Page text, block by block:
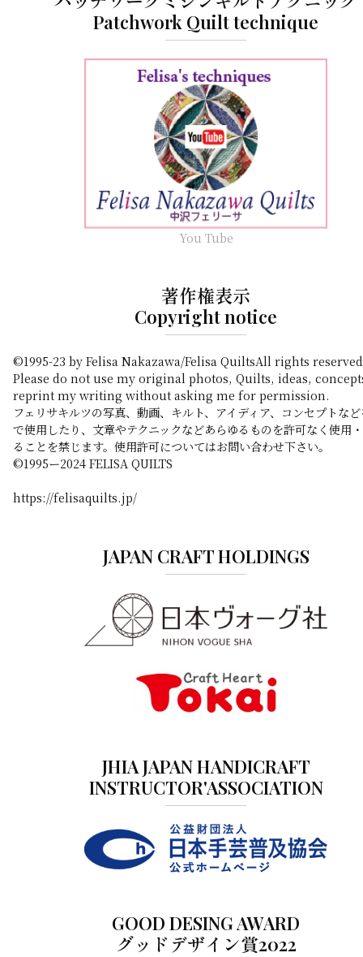
Patchwork Quilt technique
You Tube
著作権表示
Copyright notice
©1995-23 by Felisa Nakazawa/Felisa QuiltsAll rights
Please do not use my original photos, Quilts, ideas,
reprint my writing without asking me for permission.
フェリサキルツの写真、動画、キルト、アイディア、コンセプトな
で使用したり、文章やテクニックなどあらゆるものを許可なく使用
ることを禁じます。使用許可についてはお問い合わせ下さい。
©️1995ー2024 FELISA QUILTS
https://felisaquilts.jp/
JAPAN CRAFT HOLDINGS
JHIA JAPAN HANDICRAFT
INSTRUCTOR'ASSOCIATION
GOOD DESING AWARD
グッドデザイン賞2022